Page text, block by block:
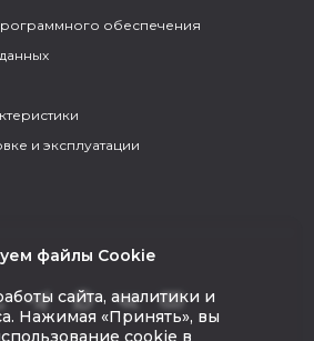
обеспечения
и эксплуатации
файлы Cookie
сайта, аналитики и
Нажимая «Принять», вы
cookie в